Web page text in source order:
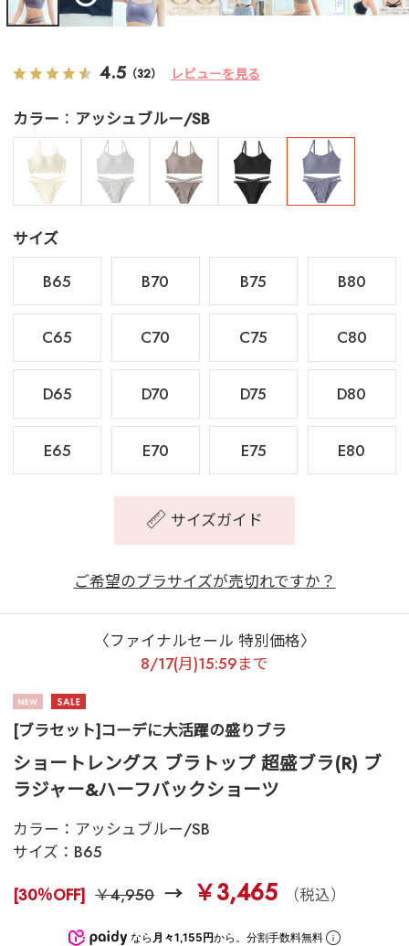
4.5 （32） レビューを見る
カラー アッシュブルー/SB
サイズ
B65
B70 B75 B80
C65 C70 C75 C80
D65 D70 D75 D80
E65 E70 E75 E80
サイズガイド
ご希望のブラサイズが売切れですか？
〈ファイナルセール 特別価格〉
8/17(月)15:59まで
[ブラセット]コーデに大活躍の盛りブラ
ショートレングス ブラトップ 超盛ブラ(R) ブ
ラジャー&ハーフバックショーツ
カラー： アッシュブルー/SB
サイズ： B65
[30％OFF] ￥4,950 ￥3,465 （税込）
なら 月々1,155円から。分割手数料無料